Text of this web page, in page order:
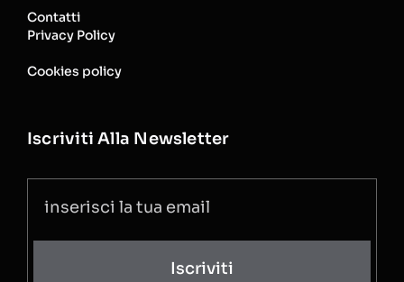
Contatti
Privacy Policy
Cookies policy
Iscriviti Alla Newsletter
Iscriviti